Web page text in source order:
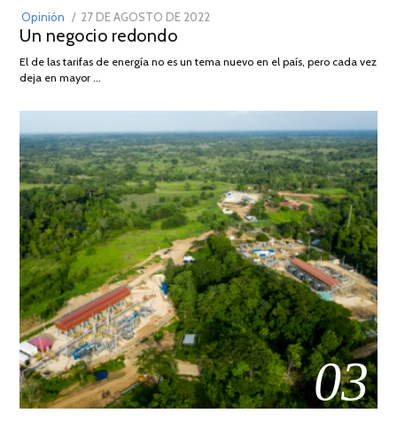
Opinión
POSTED
ON
27 DE AGOSTO DE 2022
DE
Un negocio redondo
El de las tarifas de energía no es un tema nuevo en el país, pero cada vez
deja en mayor …
03